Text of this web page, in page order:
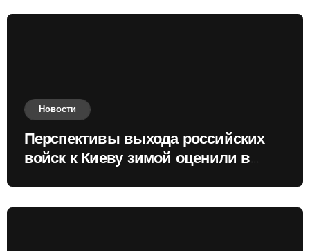
Новости
Перспективы выхода российских
войск к Киеву зимой оценили в